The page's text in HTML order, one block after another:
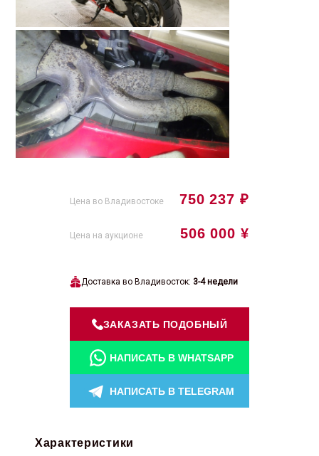
750 237 ₽
Цена во Владивостоке
506 000 ¥
Цена на аукционе
Доставка во Владивосток: 3-4 недели
ЗАКАЗАТЬ ПОДОБНЫЙ
НАПИСАТЬ В WHATSAPP
НАПИСАТЬ В TELEGRAM
Характеристики